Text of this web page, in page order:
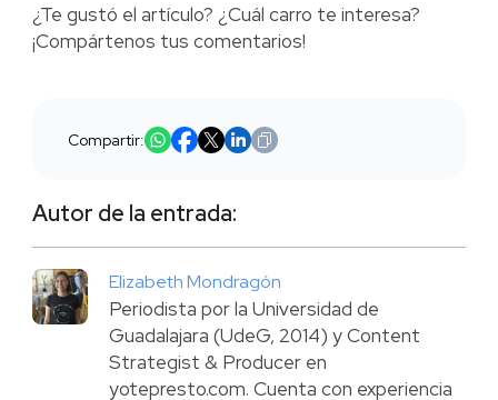
¿Te gustó el artículo? ¿Cuál carro te interesa?
¡Compártenos tus comentarios!
Compartir:
Autor de la entrada:
Elizabeth Mondragón
Periodista por la Universidad de
Guadalajara (UdeG, 2014) y Content
Strategist & Producer en
yotepresto.com. Cuenta con experiencia